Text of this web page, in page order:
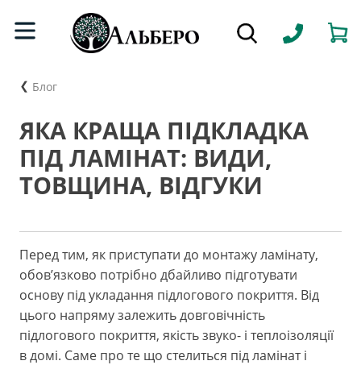
Блог
ЯКА КРАЩА ПІДКЛАДКА
ПІД ЛАМІНАТ: ВИДИ,
ТОВЩИНА, ВІДГУКИ
Перед тим, як приступати до монтажу ламінату,
обов’язково потрібно дбайливо підготувати
основу під укладання підлогового покриття. Від
цього напряму залежить довговічність
підлогового покриття, якість звуко- і теплоізоляції
в домі. Саме про те що стелиться під ламінат і